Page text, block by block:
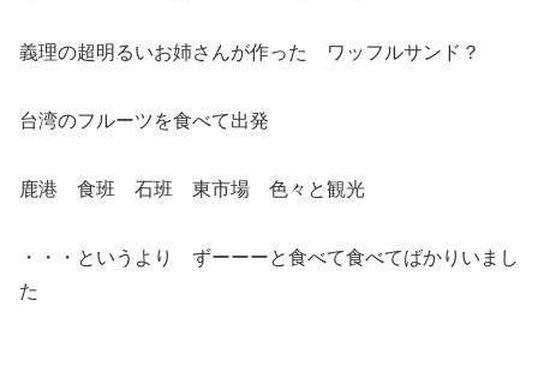
義理の超明るいお姉さんが作った ワッフルサンド？
台湾のフルーツを食べて出発
鹿港 食班 石班 東市場 色々と観光
・・・というより ずーーーと食べて食べてばかりいまし
た